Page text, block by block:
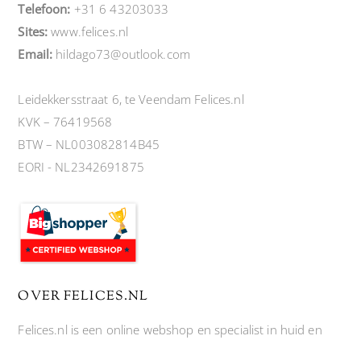
Telefoon: +31 6 43203033
Sites: www.felices.nl
Email: hildago73@outlook.com
Leidekkersstraat 6, te Veendam Felices.nl
KVK – 76419568
BTW – NL003082814B45
EORI - NL2342691875
OVER FELICES.NL
Felices.nl is een online webshop en specialist in huid en